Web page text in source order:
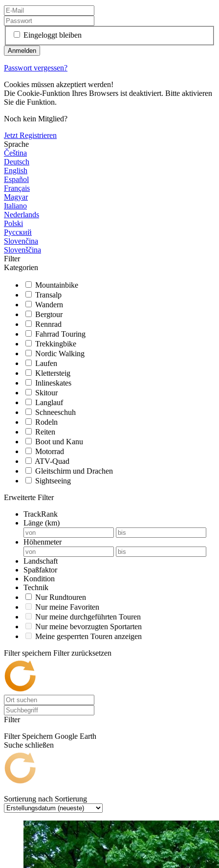
Eingeloggt bleiben
Passwort vergessen?
Cookies müssen akzeptiert werden!
Die Cookie-Funktion Ihres Browsers ist deaktiviert. Bitte aktivieren
Sie die Funktion.
Noch kein Mitglied?
Jetzt Registrieren
Sprache
Čeština
Deutsch
English
Español
Français
Magyar
Italiano
Nederlands
Polski
Русский
Slovenčina
Slovenščina
Filter
Kategorien
Mountainbike
Transalp
Wandern
Bergtour
Rennrad
Fahrrad Touring
Trekkingbike
Nordic Walking
Laufen
Klettersteig
Inlineskates
Skitour
Langlauf
Schneeschuh
Rodeln
Reiten
Boot und Kanu
Motorrad
ATV-Quad
Gleitschirm und Drachen
Sightseeing
Erweiterte Filter
TrackRank
Länge (km)
Höhenmeter
Landschaft
Spaßfaktor
Kondition
Technik
Nur Rundtouren
Nur meine Favoriten
Nur meine durchgeführten Touren
Nur meine bevorzugten Sportarten
Meine gesperrten Touren anzeigen
Filter speichern Filter zurücksetzen
Filter
Filter Speichern Google Earth
Suche schließen
Sortierung nach Sortierung